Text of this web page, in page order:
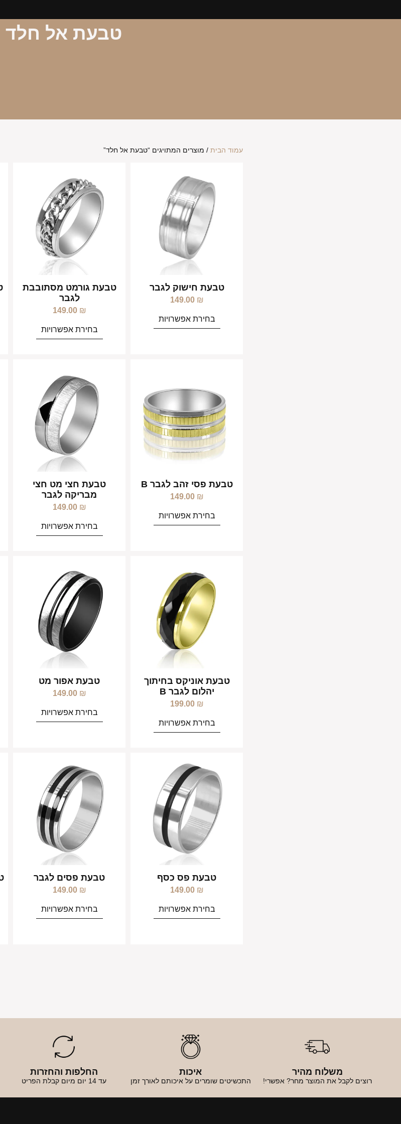
טבעת אל חלד
עמוד הבית/ מוצרים המתויגים “טבעת אל חלד”
טבעת חישוק לגבר
149.00 ₪
בחירת אפשרויות
טבעת גורמט מסתובבת
לגבר
149.00 ₪
בחירת אפשרויות
טבעת פסי זהב לגבר B
149.00 ₪
בחירת אפשרויות
טבעת חצי מט חצי
מבריקה לגבר
149.00 ₪
בחירת אפשרויות
טבעת אוניקס בחיתוך
יהלום לגבר B
199.00 ₪
בחירת אפשרויות
טבעת אפור מט
149.00 ₪
בחירת אפשרויות
טבעת פס כסף
149.00 ₪
בחירת אפשרויות
טבעת פסים לגבר
149.00 ₪
בחירת אפשרויות
משלוח מהיר
רוצים לקבל את המוצר מחר? אפשרי!
איכות
התכשיטים שומרים על איכותם לאורך זמן
החלפות והחזרות
עד 14 יום מיום קבלת הפריט